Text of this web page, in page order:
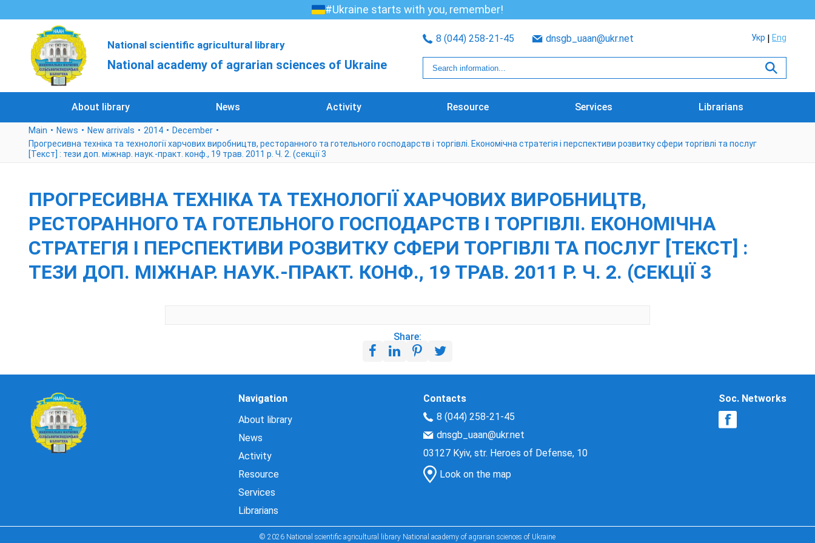
#Ukraine starts with you, remember!
National scientific agricultural library
National academy of agrarian sciences of Ukraine
8 (044) 258-21-45 dnsgb_uaan@ukr.net Укр Eng
About library News Activity Resource Services Librarians
Main News New arrivals 2014
December
Прогресивна техніка та технології харчових виробництв, ресторанного та готельного господарств і торгівлі. Економічна стратегія і перспективи розвитку сфери торгівлі та послуг
[Текст] : тези доп. міжнар. наук.-практ. конф., 19 трав. 2011 р. Ч. 2. (секції 3
ПРОГРЕСИВНА ТЕХНІКА ТА ТЕХНОЛОГІЇ ХАРЧОВИХ ВИРОБНИЦТВ,
РЕСТОРАННОГО ТА ГОТЕЛЬНОГО ГОСПОДАРСТВ І ТОРГІВЛІ. ЕКОНОМІЧНА
СТРАТЕГІЯ І ПЕРСПЕКТИВИ РОЗВИТКУ СФЕРИ ТОРГІВЛІ ТА ПОСЛУГ [ТЕКСТ] :
ТЕЗИ ДОП. МІЖНАР. НАУК.-ПРАКТ. КОНФ., 19 ТРАВ. 2011 Р. Ч. 2. (СЕКЦІЇ 3
Share:
Navigation
About library
News
Activity
Resource
Services
Librarians
Contacts
8 (044) 258-21-45
dnsgb_uaan@ukr.net
03127 Kyiv, str. Heroes of Defense, 10
Look on the map
Soc. Networks
© 2026 National scientific agricultural library National academy of agrarian sciences of Ukraine